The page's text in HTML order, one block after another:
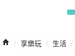
/ 享樂玩 / 生活 /